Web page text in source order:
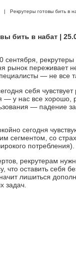
| Рекрутеры готовы бить в
бить в набат |
сентября,
рынок переживает
— не все
себя чувствует
— у нас все хорошо,
— падение
сегодня
сегментом, со
потребления).
рекрутерам
что оставить себя
лишиться
задач.